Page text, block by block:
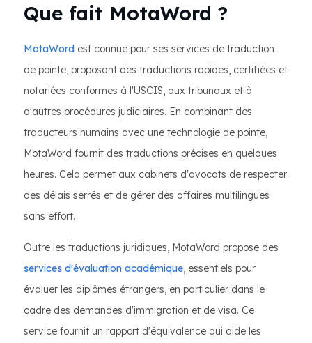
Que fait MotaWord ?
MotaWord est connue pour ses services de traduction
de pointe, proposant des traductions rapides, certifiées et
notariées conformes à l'USCIS, aux tribunaux et à
d'autres procédures judiciaires. En combinant des
traducteurs humains avec une technologie de pointe,
MotaWord fournit des traductions précises en quelques
heures. Cela permet aux cabinets d'avocats de respecter
des délais serrés et de gérer des affaires multilingues
sans effort.
Outre les traductions juridiques, MotaWord propose des
services d'évaluation académique, essentiels pour
évaluer les diplômes étrangers, en particulier dans le
cadre des demandes d'immigration et de visa. Ce
service fournit un rapport d'équivalence qui aide les